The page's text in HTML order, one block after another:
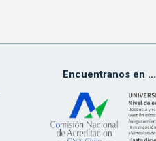
Encuentranos en ...